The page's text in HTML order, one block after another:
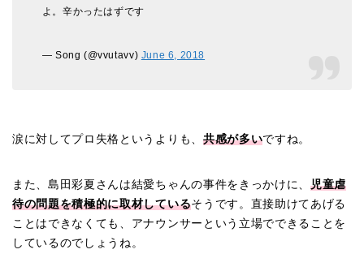
よ。辛かったはずです
— Song (@vvutavv) June 6, 2018
涙に対してプロ失格というよりも、 共感が多いですね。
また、島田彩夏さんは結愛ちゃんの事件をきっかけに、 児童虐
待の問題を積極的に取材しているそうです。直接助けてあげる
ことはできなくても、アナウンサーという立場でできることを
しているのでしょうね。